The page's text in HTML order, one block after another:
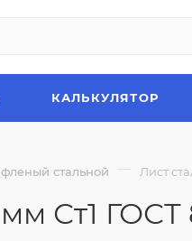
КАЛЬКУЛЯТОР
стальной — Лист
Ст1 ГОСТ